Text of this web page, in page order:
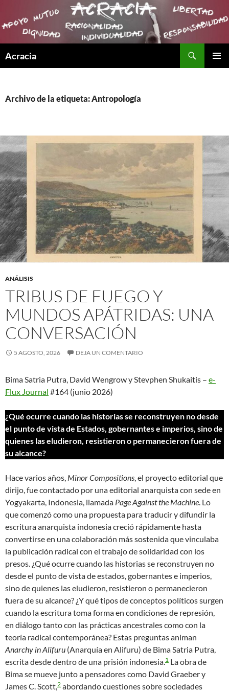
Acracia
Archivo de la etiqueta: Antropología
ANÁLISIS
TRIBUS DE FUEGO Y
MUNDOS APÁTRIDAS: UNA
CONVERSACIÓN
5 AGOSTO, 2026 DEJA UN COMENTARIO
Bima Satria Putra, David Wengrow y Stevphen Shukaitis – e-
Flux Journal #164 (junio 2026)
¿Qué ocurre cuando las historias se reconstruyen no desde
el punto de vista de Estados, gobernantes e imperios, sino de
quienes las eludieron, resistieron o permanecieron fuera de
su alcance?
Hace varios años, Minor Compositions, el proyecto editorial que
dirijo, fue contactado por una editorial anarquista con sede en
Yogyakarta, Indonesia, llamada PageAgainst the Machine. Lo
que comenzó como una propuesta para traducir y difundir la
escritura anarquista indonesia creció rápidamente hasta
convertirse en una colaboración más sostenida que vinculaba
la publicación radical con el trabajo de solidaridad con los
presos. ¿Qué ocurre cuando las historias se reconstruyen no
desde el punto de vista de estados, gobernantes e imperios,
sino de quienes las eludieron, resistieron o permanecieron
fuera de su alcance? ¿Y qué tipos de conceptos políticos surgen
cuando la escritura toma forma en condiciones de represión,
en diálogo tanto con las prácticas ancestrales como con la
teoría radical contemporánea? Estas preguntas animan
Anarchy in Alifuru (Anarquía en Alifuru) de Bima Satria Putra,
escrita desde dentro de una prisión indonesia.1 La obra de
Bima se mueve junto a pensadores como David Graeber y
James C. Scott,2 abordando cuestiones sobre sociedades